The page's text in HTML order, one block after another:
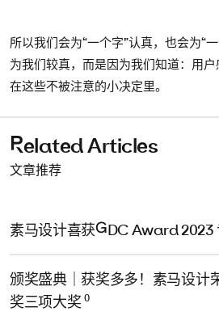
所以我们会为“一个字”认真，也会为“
为我们较真，而是因为我们知道：用
在这些不被注意的小决定里。
Related Articles
文章推荐
素马设计喜获GDC Award 2023
颁奖盛典｜获奖多多！素马设计
奖三项大奖 0